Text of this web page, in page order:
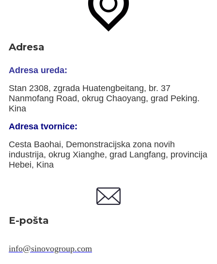
Adresa
Adresa ureda:
Stan 2308, zgrada Huatengbeitang, br. 37
Nanmofang Road, okrug Chaoyang, grad Peking.
Kina
Adresa tvornice:
Cesta Baohai, Demonstracijska zona novih
industrija, okrug Xianghe, grad Langfang, provincija
Hebei, Kina
E-pošta
info@sinovogroup.com